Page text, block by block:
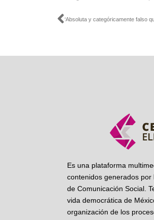
Ant
Es una plataforma
contenidos generados
de Comunicación Social.
vida democrática de
organización de los